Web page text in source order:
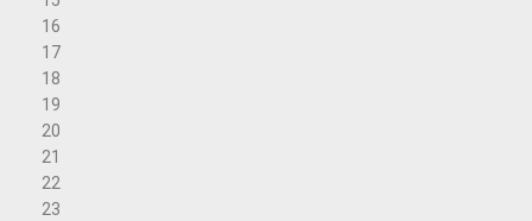
16
17
18
19
20
21
22
23